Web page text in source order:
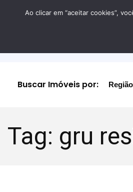
Buscar Imóveis por: Região
Tag: gru
Ao clicar em “aceitar cookies”,